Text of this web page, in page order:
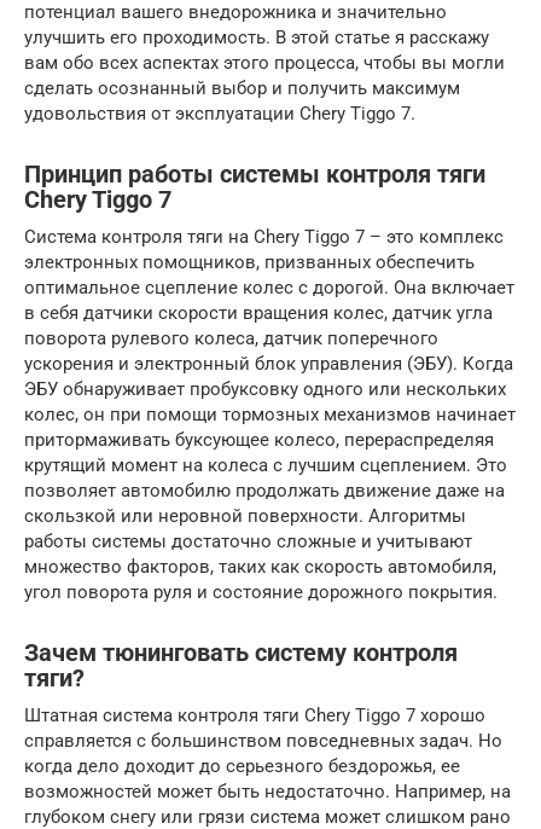
потенциал вашего внедорожника и значительно
улучшить его проходимость. В этой статье я расскажу
вам обо всех аспектах этого процесса, чтобы вы могли
сделать осознанный выбор и получить максимум
удовольствия от эксплуатации Chery Tiggo 7.
Принцип работы системы контроля тяги
Chery Tiggo 7
Система контроля тяги на Chery Tiggo 7 – это комплекс
электронных помощников, призванных обеспечить
оптимальное сцепление колес с дорогой. Она включает
в себя датчики скорости вращения колес, датчик угла
поворота рулевого колеса, датчик поперечного
ускорения и электронный блок управления (ЭБУ). Когда
ЭБУ обнаруживает пробуксовку одного или нескольких
колес, он при помощи тормозных механизмов начинает
притормаживать буксующее колесо, перераспределяя
крутящий момент на колеса с лучшим сцеплением. Это
позволяет автомобилю продолжать движение даже на
скользкой или неровной поверхности. Алгоритмы
работы системы достаточно сложные и учитывают
множество факторов, таких как скорость автомобиля,
угол поворота руля и состояние дорожного покрытия.
Зачем тюнинговать систему контроля
тяги?
Штатная система контроля тяги Chery Tiggo 7 хорошо
справляется с большинством повседневных задач. Но
когда дело доходит до серьезного бездорожья, ее
возможностей может быть недостаточно. Например, на
глубоком снегу или грязи система может слишком рано